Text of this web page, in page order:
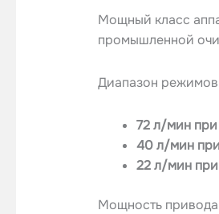
Мощный класс
промышленной
Диапазон режимов
72 л/мин
40 л/мин
22 л/мин
Мощность привода